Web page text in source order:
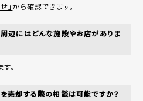
」 から確認できます。
にはどんな施設やお店がありま
。
却する際の相談は可能ですか？